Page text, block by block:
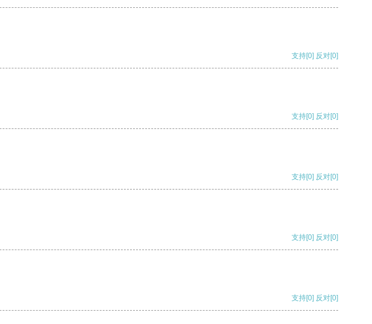
支持[0] 反对[0]
支持[0] 反对[0]
支持[0] 反对[0]
支持[0] 反对[0]
支持[0] 反对[0]